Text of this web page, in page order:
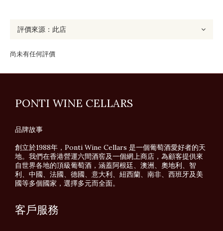
尚未有任何評價
PONTI WINE CELLARS
品牌故事
創立於1988年，Ponti Wine Cellars 是一個葡萄酒愛好者的天
地。我們在香港營運六間酒窖及一個網上商店，為顧客提供來
自世界各地的頂級葡萄酒，涵蓋阿根廷、澳洲、奧地利、智
利、中國、法國、德國、意大利、紐西蘭、南非、西班牙及美
國等多個國家，選擇多元而全面。
客戶服務